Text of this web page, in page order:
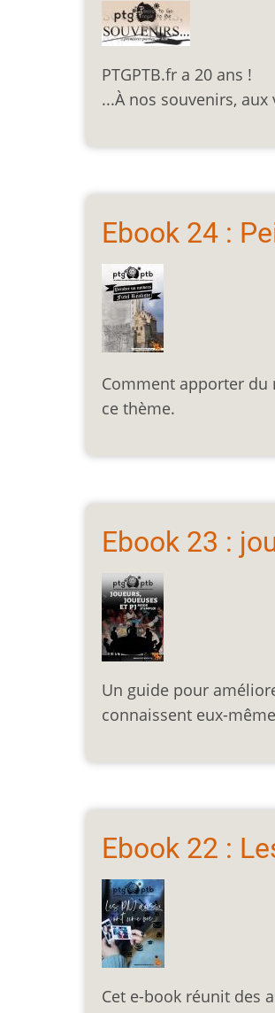
PTGPTB.fr a 20 ans !
...À nos souvenirs,
Ebook 24 :
Comment apporter
ce thème.
Ebook 23 :
Un guide pour
connaissent eux-
Ebook 22 :
Cet e-book réunit des